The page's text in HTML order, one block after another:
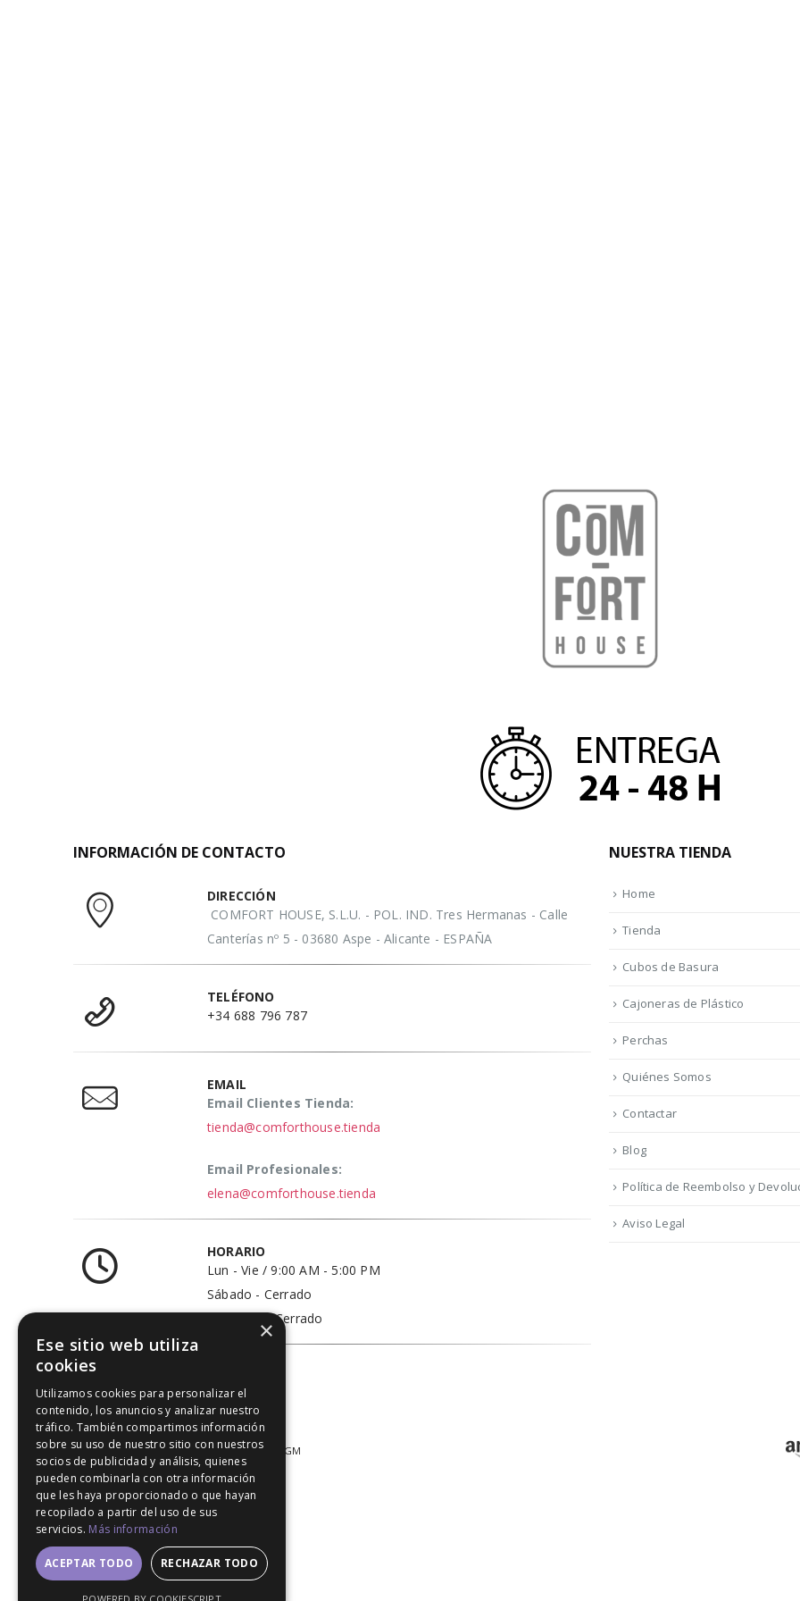
INFORMACIÓN DE CONTACTO
DIRECCIÓN
COMFORT HOUSE, S.L.U. - POL. IND. Tres Hermanas - Calle
Canterías nº 5 - 03680 Aspe - Alicante - ESPAÑA
TELÉFONO
+34 688 796 787
EMAIL
Email Clientes Tienda:
tienda@comforthouse.tienda
Email Profesionales:
elena@comforthouse.tienda
HORARIO
Lun - Vie / 9:00 AM - 5:00 PM
Sábado - Cerrado
Domingo - Cerrado
NUESTRA TIENDA
Home
Tienda
Cubos de Basura
Cajoneras de Plástico
Perchas
Quiénes Somos
Contactar
Blog
Política de Reembolso y
Aviso Legal
© 2020. All Rights Reserved │ Developed LGM
×
Ese sitio web utiliza
cookies
Utilizamos cookies para personalizar el
contenido, los anuncios y analizar nuestro
tráfico. También compartimos información
sobre su uso de nuestro sitio con nuestros
socios de publicidad y análisis, quienes
pueden combinarla con otra información
que les haya proporcionado o que hayan
recopilado a partir del uso de sus
servicios. Más información
ACEPTAR TODO RECHAZAR TODO